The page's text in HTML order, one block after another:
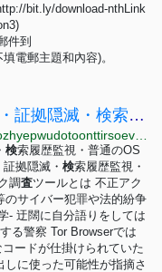
bit.ly/download-nthLink
件到
電郵主題和內容)。
【守り綜合】匿名化・自分語り・証拠隠滅・検索履歴監視・普通のOSは危険★1
検索履歴監視・普通のOS
拠隠滅・ 検索履歴監視・
調査ツールとは 不正アク
のサイバー犯罪や法的紛争
- 迂闊に自分語りをしては
る警察 Tor Browserでは
ードが仕掛けられていた
しに使った可能性が指摘さ